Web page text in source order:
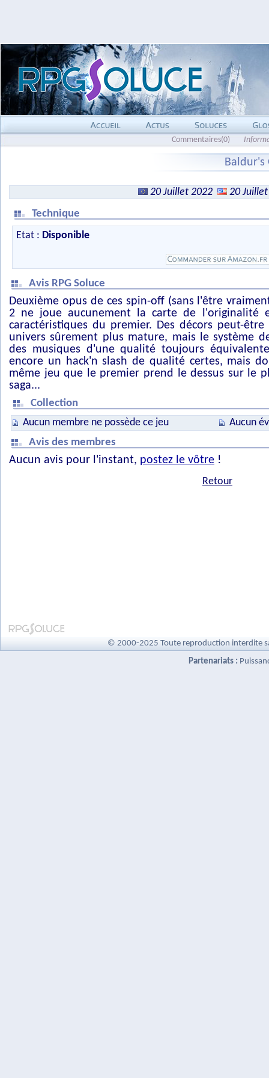
Commentaires(0)
Baldur's
20 Juillet 2022
20
Technique
Etat : Disponible
Avis RPG Soluce
Deuxième opus de ces spin-off (sans l'être
2 ne joue aucunement la carte de l'originalité
caractéristiques du premier. Des décors peut-
univers sûrement plus mature, mais le système
des musiques d'une qualité toujours
encore un hack'n slash de qualité certes, mais
même jeu que le premier prend le dessus sur le
saga...
Collection
Aucun membre ne possède ce jeu
Aucun
Avis des membres
Aucun avis pour l'instant, postez le vôtre !
Retour
© 2000-2025 Toute reproduction interdite
Partenariats :